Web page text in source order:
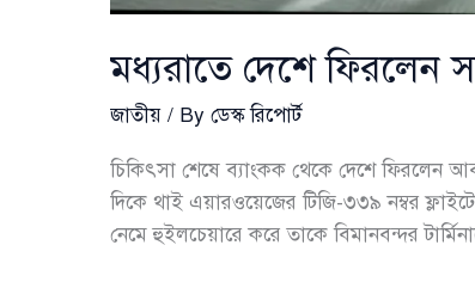
মধ্যরাতে দেশে ফিরলেন
জাতীয় / By ডেস্ক রিপোর্ট
চিকিৎসা শেষে ব্যাংকক থেকে দেশে ফিরলেন
দিকে থাই এয়ারওয়েজের টিজি-৩৩৯ নম্বর
নেমে হুইলচেয়ারে করে তাকে বিমানবন্দর